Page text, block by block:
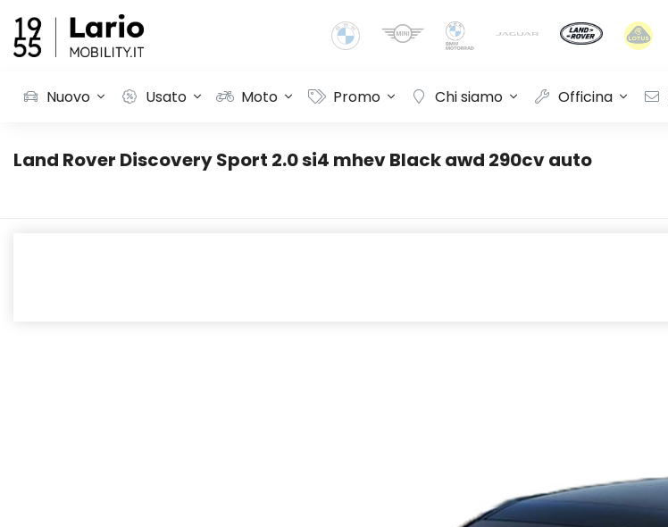
Nuovo Usato Moto Promo Chi siamo Officina
Land Rover Discovery Sport 2.0 si4 mhev Black awd 290cv auto